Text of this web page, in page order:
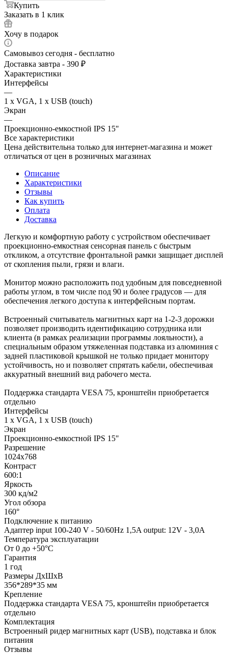
Купить
Заказать в 1 клик
Хочу в подарок
Самовывоз сегодня - бесплатно
Доставка завтра - 390 ₽
Характеристики
Интерфейсы
—
1 x VGA, 1 х USB (touch)
Экран
—
Проекционно-емкостной IPS 15"
Все характеристики
Цена действительна только для интернет-магазина и может
отличаться от цен в розничных магазинах
Описание
Характеристики
Отзывы
Как купить
Оплата
Доставка
Легкую и комфортную работу с устройством обеспечивает
проекционно-емкостная сенсорная панель с быстрым
откликом, а отсутствие фронтальной рамки защищает дисплей
от скопления пыли, грязи и влаги.
Монитор можно расположить под удобным для повседневной
работы углом, в том числе под 90 и более градусов — для
обеспечения легкого доступа к интерфейсным портам.
Встроенный считыватель магнитных карт на 1-2-3 дорожки
позволяет производить идентификацию сотрудника или
клиента (в рамках реализации программы лояльности), а
специальным образом утяжеленная подставка из алюминия с
задней пластиковой крышкой не только придает монитору
устойчивость, но и позволяет спрятать кабели, обеспечивая
аккуратный внешний вид рабочего места.
Поддержка стандарта VESA 75, кронштейн приобретается
отдельно
Интерфейсы
1 x VGA, 1 х USB (touch)
Экран
Проекционно-емкостной IPS 15"
Разрешение
1024х768
Контраст
600:1
Яркость
300 кд/м2
Угол обзора
160°
Подключение к питанию
Адаптер input 100-240 V - 50/60Hz 1,5A output: 12V - 3,0A
Температура эксплуатации
От 0 до +50°С
Гарантия
1 год
Размеры ДхШхВ
356*289*35 мм
Крепление
Поддержка стандарта VESA 75, кронштейн приобретается
отдельно
Комплектация
Встроенный ридер магнитных карт (USB), подставка и блок
питания
Отзывы